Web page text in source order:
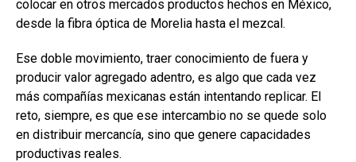
colocar en otros mercados productos hechos en México,
desde la fibra óptica de Morelia hasta el mezcal.
Ese doble movimiento, traer conocimiento de fuera y
producir valor agregado adentro, es algo que cada vez
más compañías mexicanas están intentando replicar. El
reto, siempre, es que ese intercambio no se quede solo
en distribuir mercancía, sino que genere capacidades
productivas reales.